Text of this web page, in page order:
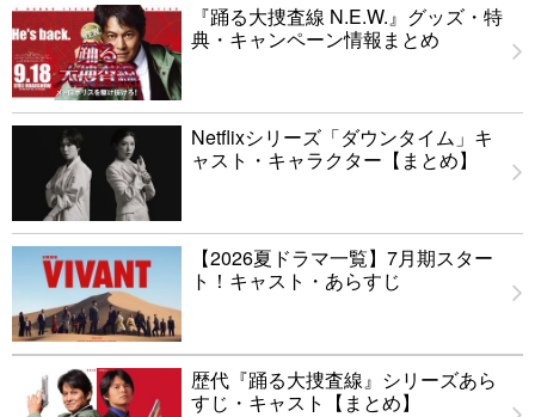
『踊る大捜査線 N.E.W.』グッズ・特
典・キャンペーン情報まとめ
Netflixシリーズ「ダウンタイム」キ
ャスト・キャラクター【まとめ】
【2026夏ドラマ一覧】7月期スター
ト！キャスト・あらすじ
歴代『踊る大捜査線』シリーズあら
すじ・キャスト【まとめ】